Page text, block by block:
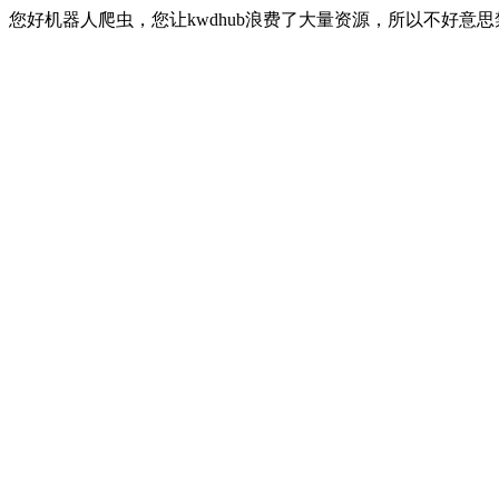
您好机器人爬虫，您让kwdhub浪费了大量资源，所以不好意思